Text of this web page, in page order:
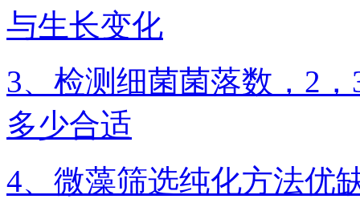
与生长变化
3、检测细菌菌落数，2
多少合适
4、微藻筛选纯化方法优